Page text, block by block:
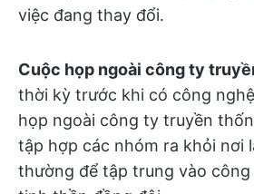
việc đang thay đổi.
Cuộc họp ngoài công ty
thời kỳ trước khi có công
họp ngoài công ty truyền
tập hợp các nhóm ra khỏi nơi
thường để tập trung vào công